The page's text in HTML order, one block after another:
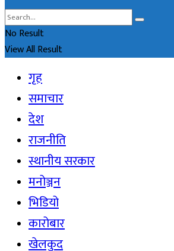
No Result
View All Result
गृह
समाचार
देश
राजनीति
स्थानीय सरकार
मनोञ्जन
भिडियो
कारोबार
खेलकुद